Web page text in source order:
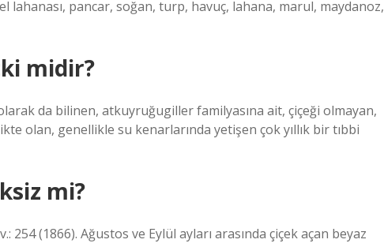
lahanası, pancar, soğan, turp, havuç, lahana, marul, maydanoz,
midir?
da bilinen, atkuyruğugiller familyasına ait, çiçeği olmayan,
olan, genellikle su kenarlarında yetişen çok yıllık bir tıbbi
mi?
(1866). Ağustos ve Eylül ayları arasında çiçek açan beyaz